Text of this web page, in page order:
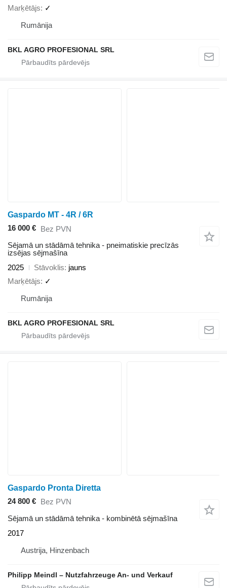
Marķētājs
✓
Rumānija
BKL AGRO PROFESIONAL SRL
Gaspardo MT - 4R / 6R
16 000 € Bez PVN
Sējamā un stādāmā tehnika - pneimatiskie precīzās
izsējas sējmašīna
2025
Stāvoklis jauns
Marķētājs
✓
Rumānija
BKL AGRO PROFESIONAL SRL
Gaspardo Pronta Diretta
24 800 € Bez PVN
Sējamā un stādāmā tehnika - kombinētā sējmašīna
2017
Austrija, Hinzenbach
Philipp Meindl – Nutzfahrzeuge An- und Verkauf